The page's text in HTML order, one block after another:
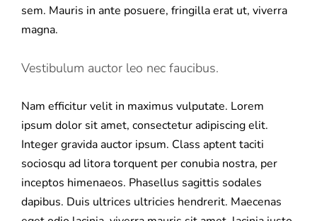
sem. Mauris in ante posuere, fringilla erat ut, viverra
magna.
Vestibulum auctor leo nec faucibus.
Nam efficitur velit in maximus vulputate. Lorem
ipsum dolor sit amet, consectetur adipiscing elit.
Integer gravida auctor ipsum. Class aptent taciti
sociosqu ad litora torquent per conubia nostra, per
inceptos himenaeos. Phasellus sagittis sodales
dapibus. Duis ultrices ultricies hendrerit. Maecenas